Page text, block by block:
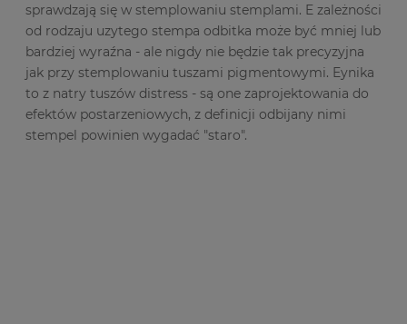
sprawdzają się w stemplowaniu stemplami. E zależności
od rodzaju uzytego stempa odbitka może być mniej lub
bardziej wyraźna - ale nigdy nie będzie tak precyzyjna
jak przy stemplowaniu tuszami pigmentowymi. Eynika
to z natry tuszów distress - są one zaprojektowania do
efektów postarzeniowych, z definicji odbijany nimi
stempel powinien wygadać "staro".